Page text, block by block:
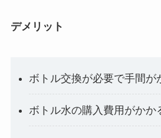
デメリット
ボトル交換が必要で手間が
ボトル水の購入費用がかか